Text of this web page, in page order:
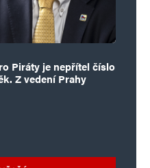
Piráty je nepřítel číslo
Z vedení Prahy